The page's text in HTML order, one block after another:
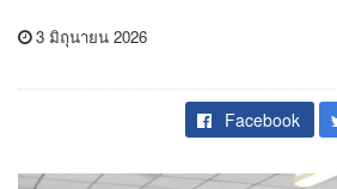
3 มิถุนายน 2026
Facebook